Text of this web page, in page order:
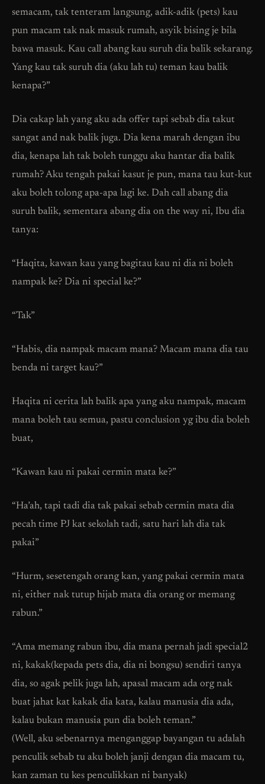
semacam, tak tenteram langsung, adik-adik (pets) kau
pun macam tak nak masuk rumah, asyik bising je bila
bawa masuk. Kau call abang kau suruh dia balik sekarang.
Yang kau tak suruh dia (aku lah tu) teman kau balik
kenapa?”
Dia cakap lah yang aku ada offer tapi sebab dia takut
sangat and nak balik juga. Dia kena marah dengan ibu
dia, kenapa lah tak boleh tunggu aku hantar dia balik
rumah? Aku tengah pakai kasut je pun, mana tau kut-kut
aku boleh tolong apa-apa lagi ke. Dah call abang dia
suruh balik, sementara abang dia on the way ni, Ibu dia
tanya:
“Haqita, kawan kau yang bagitau kau ni dia ni boleh
nampak ke? Dia ni special ke?”
“Tak”
“Habis, dia nampak macam mana? Macam mana dia tau
benda ni target kau?”
Haqita ni cerita lah balik apa yang aku nampak, macam
mana boleh tau semua, pastu conclusion yg ibu dia boleh
buat,
“Kawan kau ni pakai cermin mata ke?”
“Ha’ah, tapi tadi dia tak pakai sebab cermin mata dia
pecah time PJ kat sekolah tadi, satu hari lah dia tak
pakai”
“Hurm, sesetengah orang kan, yang pakai cermin mata
ni, either nak tutup hijab mata dia orang or memang
rabun.”
“Ama memang rabun ibu, dia mana pernah jadi special2
ni, kakak(kepada pets dia, dia ni bongsu) sendiri tanya
dia, so agak pelik juga lah, apasal macam ada org nak
buat jahat kat kakak dia kata, kalau manusia dia ada,
kalau bukan manusia pun dia boleh teman.”
(Well, aku sebenarnya menganggap bayangan tu adalah
penculik sebab tu aku boleh janji dengan dia macam tu,
kan zaman tu kes penculikkan ni banyak)